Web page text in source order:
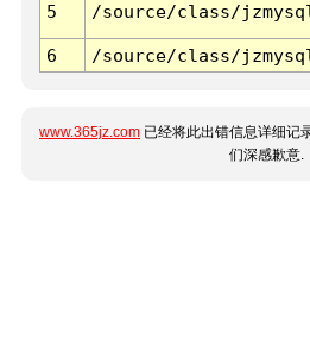
5 /source/class/
6 /source/class/
www.365jz.com 已经将此出错信息详细记
们深感歉意.